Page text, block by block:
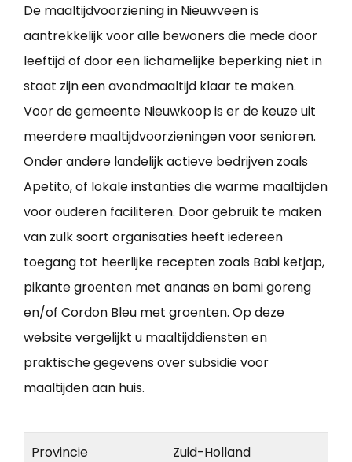
De maaltijdvoorziening in Nieuwveen is
aantrekkelijk voor alle bewoners die mede door
leeftijd of door een lichamelijke beperking niet in
staat zijn een avondmaaltijd klaar te maken.
Voor de gemeente Nieuwkoop is er de keuze uit
meerdere maaltijdvoorzieningen voor senioren.
Onder andere landelijk actieve bedrijven zoals
Apetito, of lokale instanties die warme maaltijden
voor ouderen faciliteren. Door gebruik te maken
van zulk soort organisaties heeft iedereen
toegang tot heerlijke recepten zoals Babi ketjap,
pikante groenten met ananas en bami goreng
en/of Cordon Bleu met groenten. Op deze
website vergelijkt u maaltijddiensten en
praktische gegevens over subsidie voor
maaltijden aan huis.
Provincie Zuid-Holland